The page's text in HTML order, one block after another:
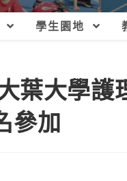
學生園地
葉大學護
參加